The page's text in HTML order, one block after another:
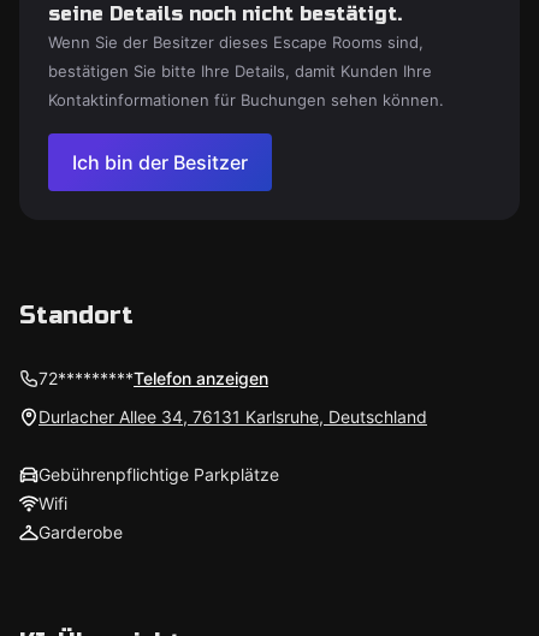
seine Details noch nicht bestätigt.
Wenn Sie der Besitzer dieses Escape Rooms sind,
bestätigen Sie bitte Ihre Details, damit Kunden Ihre
Kontaktinformationen für Buchungen sehen können.
Ich bin der Besitzer
Standort
72*********Telefon anzeigen
Durlacher Allee 34, 76131 Karlsruhe, Deutschland
Gebührenpflichtige Parkplätze
Wifi
Garderobe